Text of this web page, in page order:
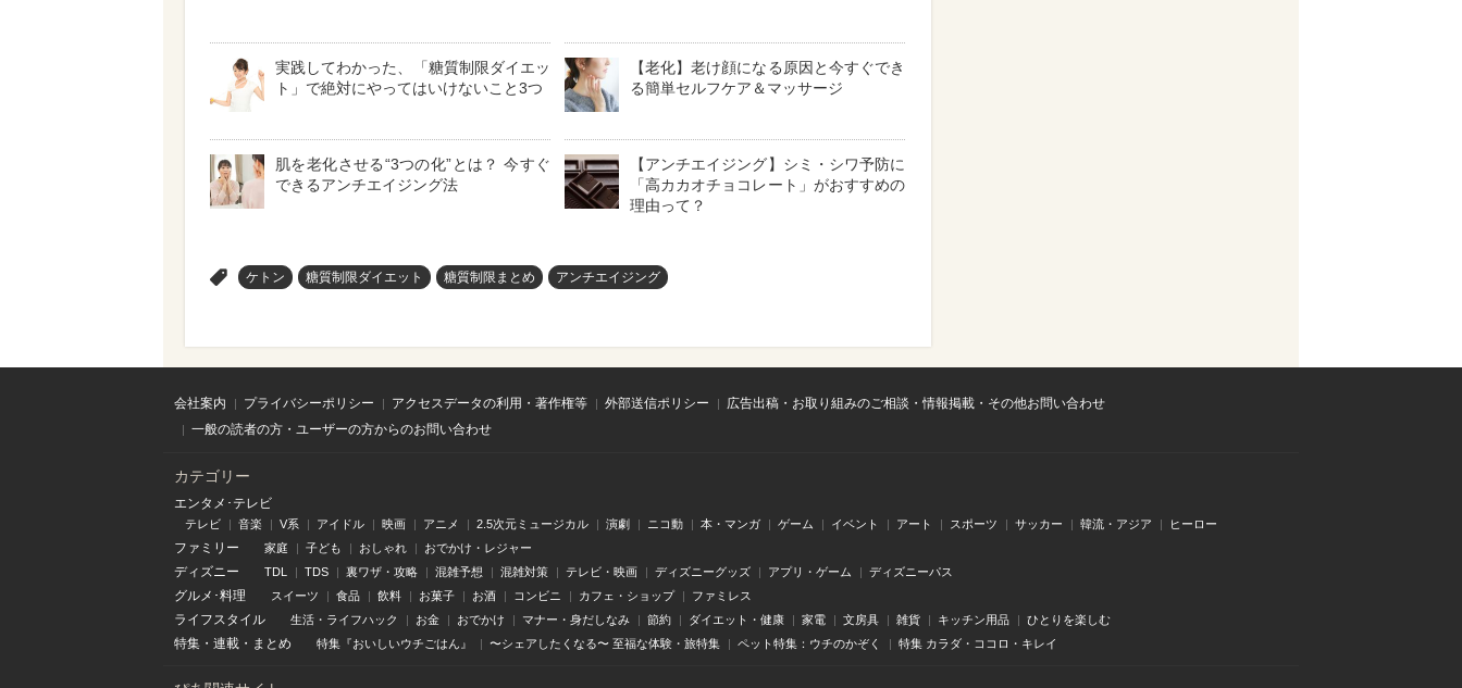
実践してわかった、「糖質制限ダイエッ
ト」で絶対にやってはいけないこと3つ
【老化】老け顔になる原因と今すぐでき
る簡単セルフケア＆マッサージ
肌を老化させる“3つの化”とは？ 今すぐ
できるアンチエイジング法
【アンチエイジング】シミ・シワ予防に
「高カカオチョコレート」がおすすめの
理由って？
ケトン 糖質制限ダイエット 糖質制限まとめ アンチエイジング
会社案内 プライバシーポリシー アクセスデータの利用・著作権等 外部送信ポリシー
広告出稿・お取り組みのご相談・情報掲載・その他お問い合わせ
一般の読者の方・ユーザーの方からのお問い合わせ
カテゴリー
エンタメ･テレビ
テレビ 音楽 V系 アイドル 映画 アニメ 2.5次元ミュージカル 演劇 ニコ動 本・マンガ ゲーム イベント アート スポーツ サッカー 韓流・アジア ヒーロー
ファミリー 家庭 子ども おしゃれ おでかけ・レジャー
ディズニー TDL TDS 裏ワザ・攻略 混雑予想 混雑対策 テレビ・映画 ディズニーグッズ アプリ・ゲーム ディズニーパス
グルメ･料理 スイーツ 食品 飲料 お菓子 お酒 コンビニ カフェ・ショップ ファミレス
ライフスタイル 生活・ライフハック お金 おでかけ マナー・身だしなみ 節約 ダイエット・健康 家電 文房具 雑貨 キッチン用品 ひとりを楽しむ
特集 ・ 連載 ・ まとめ 特集『おいしいウチごはん』 〜シェアしたくなる〜 至福な体験・旅特集 ペット特集：ウチのかぞく 特集 カラダ・ココロ・キレイ